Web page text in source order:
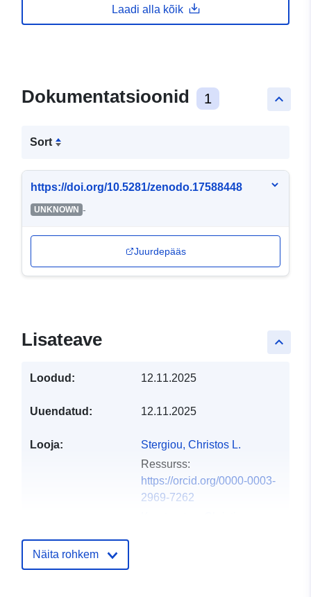
Laadi alla kõik
keyboard_arrow_up
Dokumentatsioonid 1
Sort
https://doi.org/10.5281/zenodo.17588448
UNKNOWN -
Juurdepääs
keyboard_arrow_up
Lisateave
Loodud: 12.11.2025
Uuendatud: 12.11.2025
Looja:
Stergiou, Christos L.
Ressurss:
https://orcid.org/0000-0003-
2969-7262
Näita rohkem